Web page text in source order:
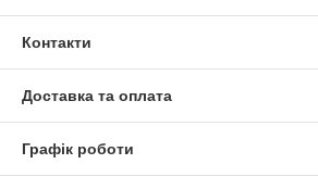
Контакти
Доставка та оплата
Графік роботи